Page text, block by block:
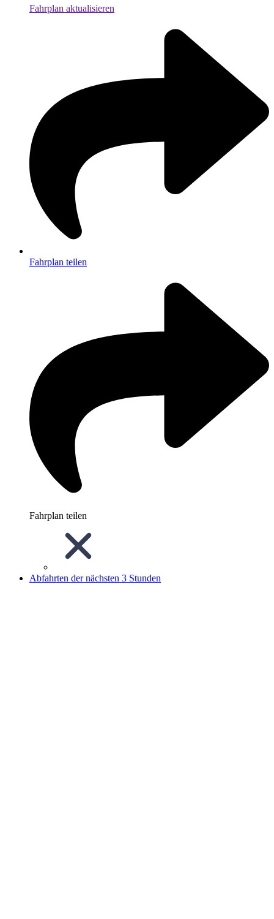
Fahrplan aktualisieren
Fahrplan teilen
Fahrplan teilen
Abfahrten der nächsten 3 Stunden